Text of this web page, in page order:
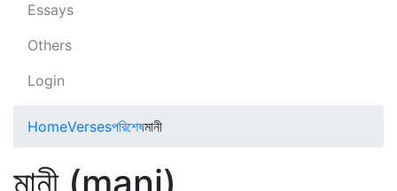
Essays
Others
Login
HomeVersesপরিশেষমানী